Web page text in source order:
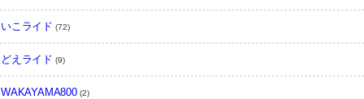
いこライド (72)
どえライド (9)
WAKAYAMA800(2)